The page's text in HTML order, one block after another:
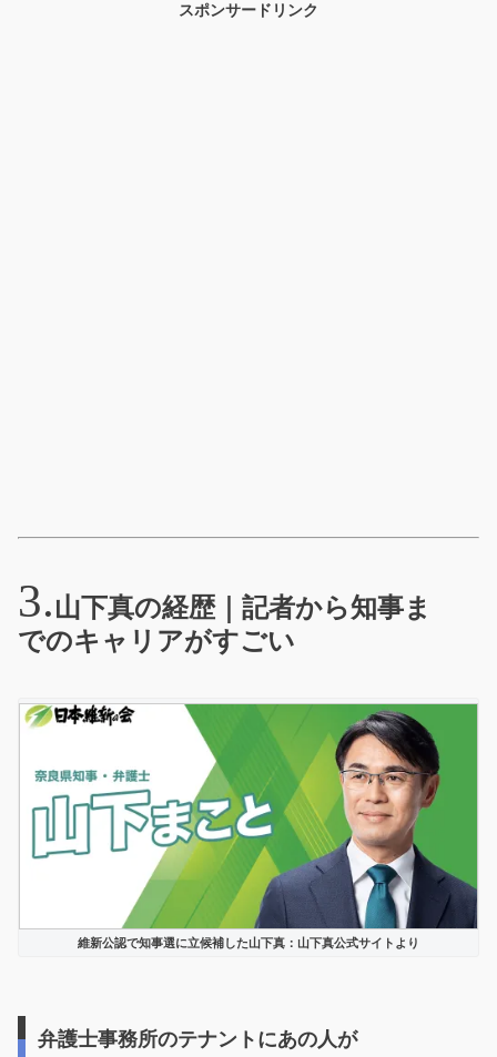
スポンサードリンク
山下真の経歴｜記者から知事ま
でのキャリアがすごい
維新公認で知事選に立候補した山下真：山下真公式サイトより
弁護士事務所のテナントにあの人が